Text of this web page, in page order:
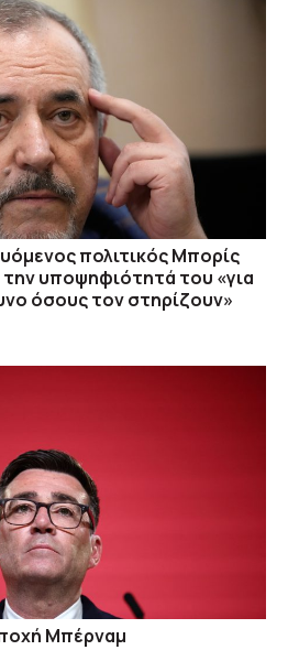
πολιτικός Μπορίς
υποψηφιότητά του «για
όσους τον στηρίζουν»
Μπέρναμ